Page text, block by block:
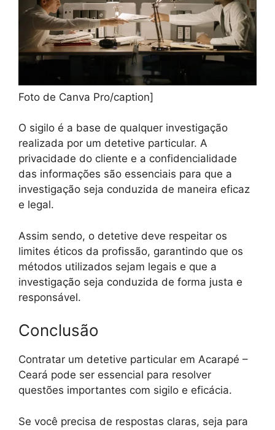
Foto de Canva Pro/caption]
O sigilo é a base de qualquer investigação
realizada por um detetive particular. A
privacidade do cliente e a confidencialidade
das informações são essenciais para que a
investigação seja conduzida de maneira eficaz
e legal.
Assim sendo, o detetive deve respeitar os
limites éticos da profissão, garantindo que os
métodos utilizados sejam legais e que a
investigação seja conduzida de forma justa e
responsável.
Conclusão
Contratar um detetive particular em Acarapé –
Ceará pode ser essencial para resolver
questões importantes com sigilo e eficácia.
Se você precisa de respostas claras, seja para